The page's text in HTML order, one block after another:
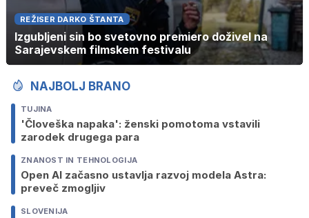
REŽISER DARKO ŠTANTA
Izgubljeni sin bo svetovno premiero doživel na
Sarajevskem filmskem festivalu
NAJBOLJ BRANO
TUJINA
'Človeška napaka': ženski pomotoma vstavili
zarodek drugega para
ZNANOST IN TEHNOLOGIJA
Open AI začasno ustavlja razvoj modela Astra:
preveč zmogljiv
SLOVENIJA